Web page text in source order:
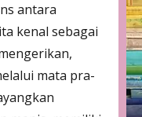
antara
kenal sebagai
mata pra-